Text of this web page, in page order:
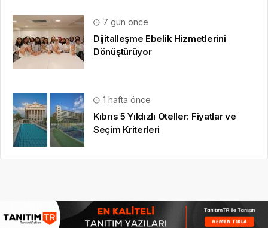
7 gün önce
Dijitalleşme Ebelik Hizmetlerini
Dönüştürüyor
1 hafta önce
Kıbrıs 5 Yıldızlı Oteller: Fiyatlar ve
Seçim Kriterleri